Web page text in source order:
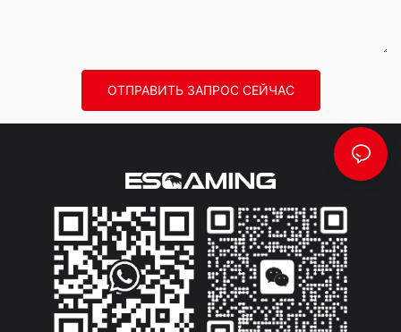
ОТПРАВИТЬ ЗАПРОС СЕЙЧАС